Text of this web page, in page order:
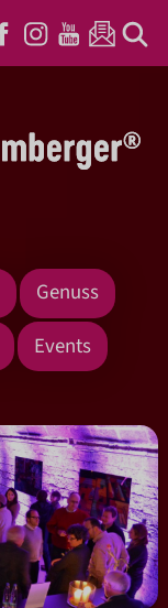
Genuss
Events